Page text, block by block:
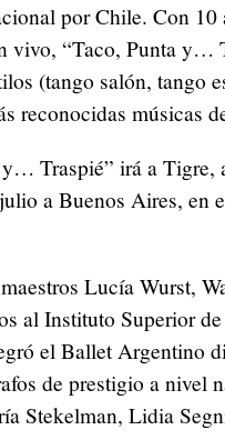
por Chile. Con 10
vivo, “Taco, Punta y…
(tango salón, tango
reconocidas músicas
Traspié” irá a Tigre,
a Buenos Aires, en
Lucía Wurst,
al Instituto Superior
el Ballet Argentino
de prestigio a nivel
Stekelman, Lidia